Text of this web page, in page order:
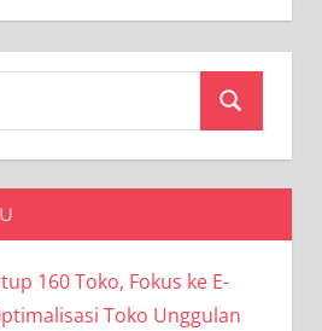
Search
160 Toko, Fokus ke E-
Toko Unggulan